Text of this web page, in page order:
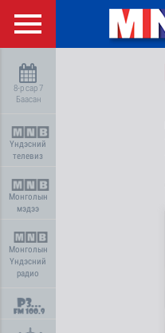
8-р сар 7
Баасан
Үндэсний
телевиз
Монголын
мэдээ
Монголын
Үндэсний
радио